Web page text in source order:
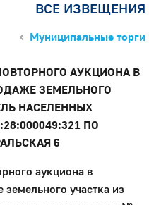
ВСЕ ИЗВЕЩЕНИЯ
Муниципальные торги
АУКЦИОНА В
ЗЕМЕЛЬНОГО
НАСЕЛЕННЫХ
ПО
6
аукциона в
участка из